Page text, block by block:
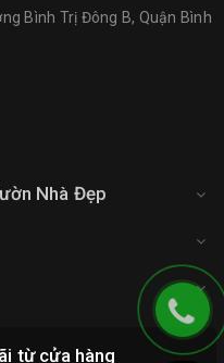
Bình Trị Đông B, Quận Bình
Nhà Đẹp
từ cửa hàng